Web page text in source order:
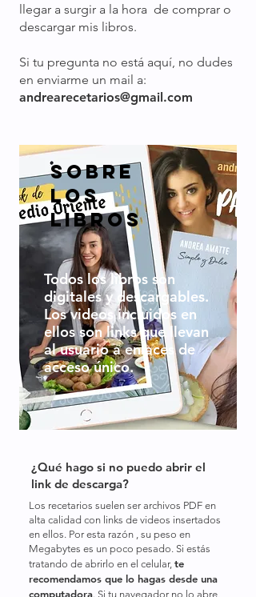
llegar a surgir a la hora de comprar o
descargar mis libros.
Si tu pregunta no está aquí, no dudes
en enviarme un mail a:
andrearecetarios@gmail.com
Todos los libros son
digitales y descargables.
Los videos incluidos en
ellos son links que llevan
al usuario a enlaces de
acceso único.
Sobre
los
libros
¿Qué hago si no puedo abrir el
link de descarga?
Los recetarios suelen ser archivos PDF en
alta calidad con links de videos insertados
en ellos. Por esta razón , su peso en
Megabytes es un poco pesado. Si estás
tratando de abrirlo en el celular, te
recomendamos que lo hagas desde una
computadora. Si tu navegador no lo abre,